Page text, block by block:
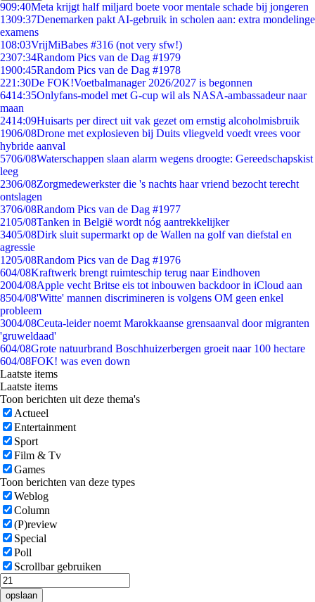
909:40Meta krijgt half miljard boete voor mentale schade bij jongeren
1309:37Denemarken pakt AI-gebruik in scholen aan: extra mondelinge
examens
108:03VrijMiBabes #316 (not very sfw!)
2307:34Random Pics van de Dag #1979
1900:45Random Pics van de Dag #1978
221:30De FOK!Voetbalmanager 2026/2027 is begonnen
6414:35Onlyfans-model met G-cup wil als NASA-ambassadeur naar
maan
2414:09Huisarts per direct uit vak gezet om ernstig alcoholmisbruik
1906/08Drone met explosieven bij Duits vliegveld voedt vrees voor
hybride aanval
5706/08Waterschappen slaan alarm wegens droogte: Gereedschapskist
leeg
2306/08Zorgmedewerkster die 's nachts haar vriend bezocht terecht
ontslagen
3706/08Random Pics van de Dag #1977
2105/08Tanken in België wordt nóg aantrekkelijker
3405/08Dirk sluit supermarkt op de Wallen na golf van diefstal en
agressie
1205/08Random Pics van de Dag #1976
604/08Kraftwerk brengt ruimteschip terug naar Eindhoven
2004/08Apple vecht Britse eis tot inbouwen backdoor in iCloud aan
8504/08'Witte' mannen discrimineren is volgens OM geen enkel
probleem
3004/08Ceuta-leider noemt Marokkaanse grensaanval door migranten
'gruweldaad'
604/08Grote natuurbrand Boschhuizerbergen groeit naar 100 hectare
604/08FOK! was even down
Laatste items
Laatste items
Toon berichten uit deze thema's
Actueel
Entertainment
Sport
Film & Tv
Games
Toon berichten van deze types
Weblog
Column
(P)review
Special
Poll
Scrollbar gebruiken
opslaan